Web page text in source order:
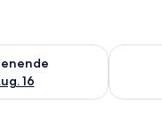
16
für dieses